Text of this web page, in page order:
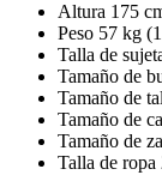
Altura 175
Peso 57 kg
Talla de
Tamaño de
Tamaño de
Tamaño de
Tamaño de
Talla de ropa